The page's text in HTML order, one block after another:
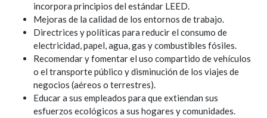
incorpora principios del estándar LEED.
Mejoras de la calidad de los entornos de trabajo.
Directrices y políticas para reducir el consumo de
electricidad, papel, agua, gas y combustibles fósiles.
Recomendar y fomentar el uso compartido de vehículos
o el transporte público y disminución de los viajes de
negocios (aéreos o terrestres).
Educar a sus empleados para que extiendan sus
esfuerzos ecológicos a sus hogares y comunidades.